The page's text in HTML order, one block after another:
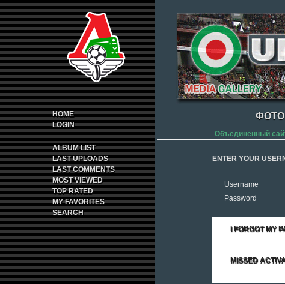
HOME
LOGIN
ALBUM LIST
LAST UPLOADS
LAST COMMENTS
MOST VIEWED
TOP RATED
MY FAVORITES
SEARCH
Объединённый
ENTER YOUR
Username
Password
I FORGOT MY
MISSED